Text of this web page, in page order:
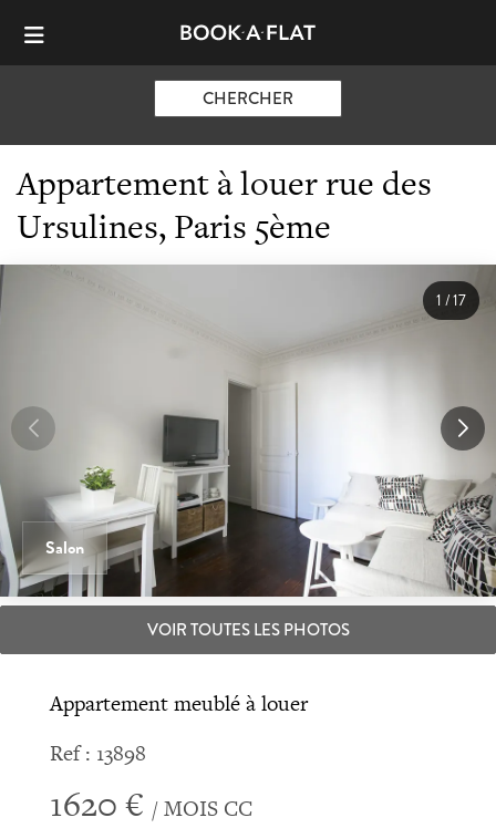
CHERCHER
Appartement à louer rue des
Ursulines, Paris 5ème
Salon
1/17
VOIR TOUTES LES PHOTOS
Appartement meublé à louer
Ref : 13898
1620 € / MOIS CC